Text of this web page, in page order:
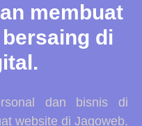
membuat
di
dan bisnis di
website di Jagoweb.